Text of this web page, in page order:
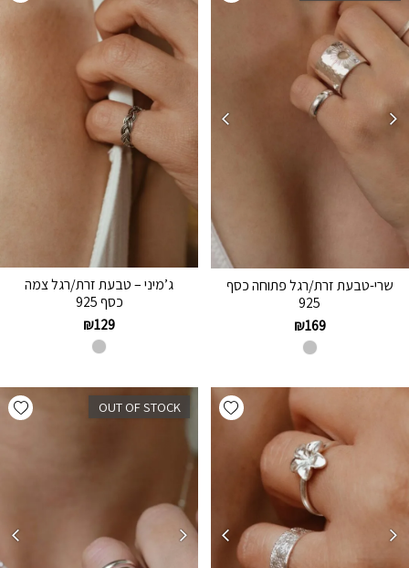
שרי-טבעת זרת/רגל פתוחה כסף
925
₪169
ג’מיני – טבעת זרת/רגל צמה
כסף 925
₪129
Add wishlist
OUT OF STOCK